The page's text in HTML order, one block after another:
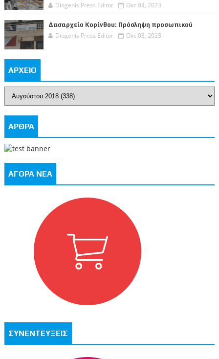
Diogenis Press Editor Οκτ 04, 2023
Δασαρχείο Κορίνθου: Πρόσληψη προσωπικού
Diogenis Press Editor Οκτ 03, 2023
ΑΡΧΕΙΟ
ΑΡΘΡΑ
ΑΓΟΡΑ ΝΕΑ
ΣΥΝΕΝΤΕΥΞΕΙΣ